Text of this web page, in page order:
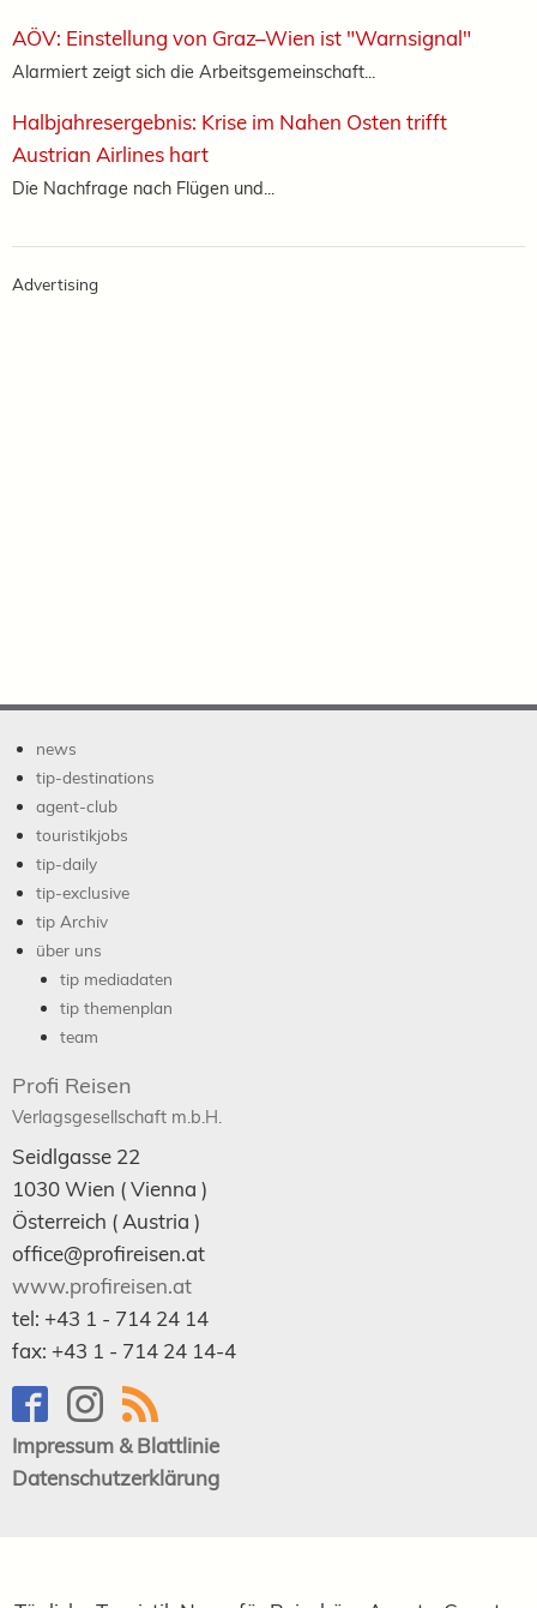
AÖV: Einstellung von Graz–Wien ist "Warnsignal"
Alarmiert zeigt sich die Arbeitsgemeinschaft...
Halbjahresergebnis: Krise im Nahen Osten trifft
Austrian Airlines hart
Die Nachfrage nach Flügen und...
Advertising
news
tip-destinations
agent-club
touristikjobs
tip-daily
tip-exclusive
tip Archiv
über uns
tip mediadaten
tip themenplan
team
Profi Reisen
Verlagsgesellschaft m.b.H.
Seidlgasse 22
1030Wien ( Vienna )
Österreich ( Austria )
office@profireisen.at
www.profireisen.at
tel: +43 1 - 714 24 14
fax: +43 1 - 714 24 14-4
Impressum & Blattlinie
Datenschutzerklärung